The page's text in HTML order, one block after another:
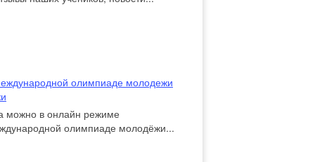
олимпиаде молодежи
можно в онлайн режиме
олимпиаде молодёжи...